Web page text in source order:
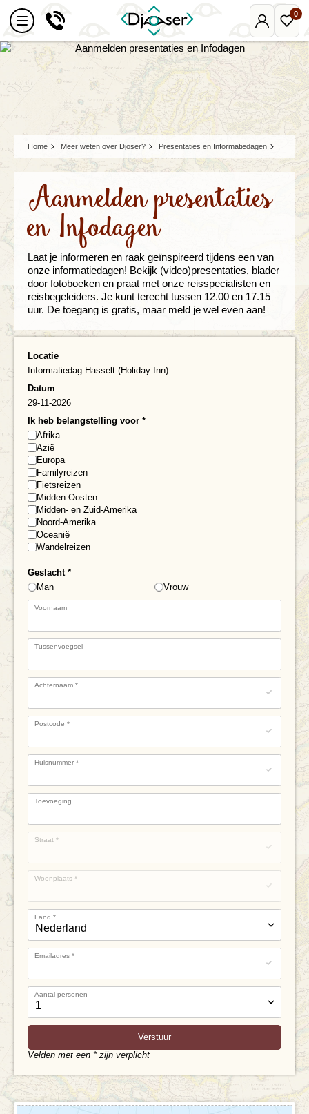
Mijn
Djoser
0
Home Meer weten over Djoser? Presentaties en Informatiedagen
Aanmelden presentaties
en Infodagen
Laat je informeren en raak geïnspireerd tijdens een van
onze informatiedagen! Bekijk (video)presentaties, blader
door fotoboeken en praat met onze reisspecialisten en
reisbegeleiders. Je kunt terecht tussen 12.00 en 17.15
uur. De toegang is gratis, maar meld je wel even aan!
Locatie
Informatiedag Hasselt (Holiday Inn)
Datum
29-11-2026
Ik heb belangstelling voor *
Afrika
Azië
Europa
Familyreizen
Fietsreizen
Midden Oosten
Midden- en Zuid-Amerika
Noord-Amerika
Oceanië
Wandelreizen
Geslacht *
Man
Vrouw
Voornaam
Tussenvoegsel
Achternaam *
Postcode *
Huisnummer *
Toevoeging
Straat *
Woonplaats *
Land *
Emailadres *
Aantal personen
Velden met een * zijn verplicht